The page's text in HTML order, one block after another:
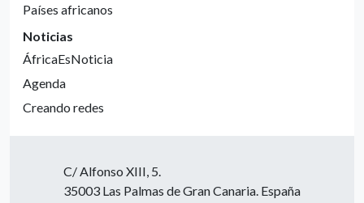
Países africanos
Noticias
ÁfricaEsNoticia
Agenda
Creando redes
C/ Alfonso XIII, 5.
35003 Las Palmas de Gran Canaria. España